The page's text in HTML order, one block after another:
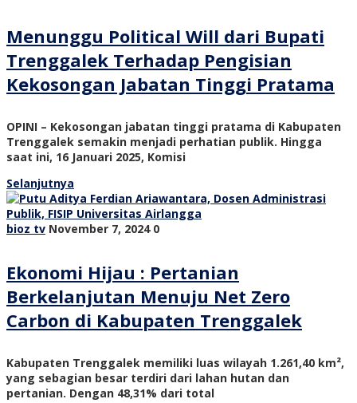
Menunggu Political Will dari Bupati
Trenggalek Terhadap Pengisian
Kekosongan Jabatan Tinggi Pratama
OPINI – Kekosongan jabatan tinggi pratama di Kabupaten
Trenggalek semakin menjadi perhatian publik. Hingga
saat ini, 16 Januari 2025, Komisi
Selanjutnya
bioz tv November 7, 2024 0
Ekonomi Hijau : Pertanian
Berkelanjutan Menuju Net Zero
Carbon di Kabupaten Trenggalek
Kabupaten Trenggalek memiliki luas wilayah 1.261,40 km²,
yang sebagian besar terdiri dari lahan hutan dan
pertanian. Dengan 48,31% dari total